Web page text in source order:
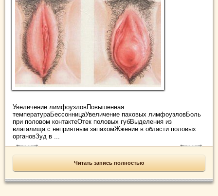
Увеличение лимфоузловПовышенная
температураБессонницаУвеличение паховых лимфоузловБоль
при половом контактеОтек половых губВыделения из
влагалища с неприятным запахомЖжение в области половых
органовЗуд в ...
Читать запись полностью